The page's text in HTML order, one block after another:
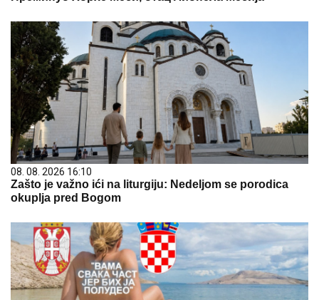
08. 08. 2026 16:10
Zašto je važno ići na liturgiju: Nedeljom se porodica
okuplja pred Bogom